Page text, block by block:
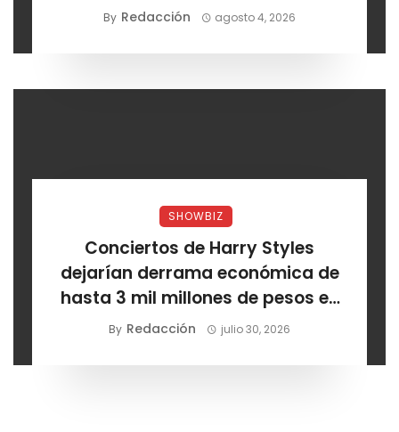
dólares
By Redacción agosto 4, 2026
SHOWBIZ
Conciertos de Harry Styles
dejarían derrama económica de
hasta 3 mil millones de pesos en
CDMX
By Redacción julio 30, 2026